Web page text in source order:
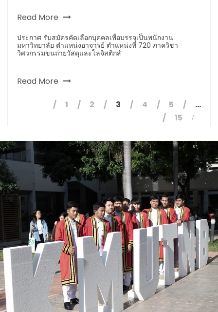
Read More
ประกาศ รับสมัครคัดเลือกบุคคลเพื่อบรรจุเป็นพนักงาน
มหาวิทยาลัย ตำแหน่งอาจารย์ ตำแหน่งที่ 720 ภาควิชา
วิศวกรรมขนถ่ายวัสดุและโลจิสติกส์
Read More
1 2 3 4 5
…
15